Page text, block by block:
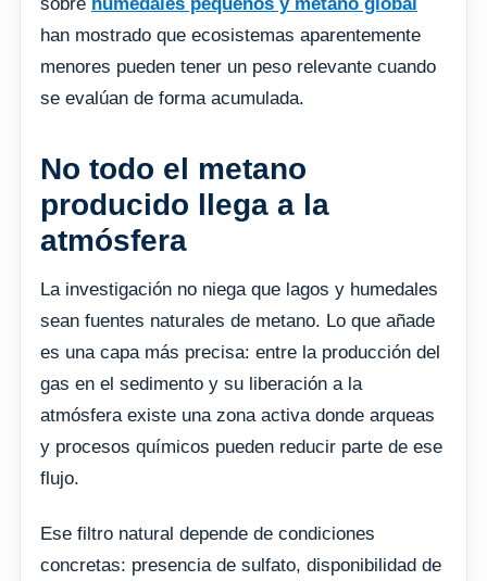
han mostrado que ecosistemas aparentemente
menores pueden tener un peso relevante cuando
se evalúan de forma acumulada.
No todo el metano
producido llega a la
atmósfera
La investigación no niega que lagos y humedales
sean fuentes naturales de metano. Lo que añade
es una capa más precisa: entre la producción del
gas en el sedimento y su liberación a la
atmósfera existe una zona activa donde arqueas
y procesos químicos pueden reducir parte de ese
flujo.
Ese filtro natural depende de condiciones
concretas: presencia de sulfato, disponibilidad de